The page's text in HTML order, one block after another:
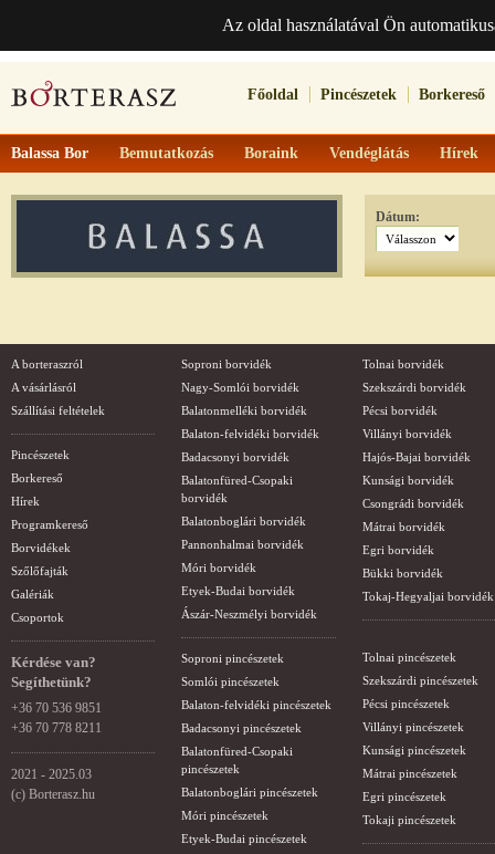
Az oldal használatával Ön
Főoldal Pincészetek Borkereső
Balassa Bor Bemutatkozás Boraink Vendéglátás Hírek
Dátum:
A borteraszról
A vásárlásról
Szállítási feltételek
Pincészetek
Borkereső
Hírek
Programkereső
Borvidékek
Szőlőfajták
Galériák
Csoportok
Kérdése van?
Segíthetünk?
+36 70 536 9851
+36 70 778 8211
2021 - 2025.03
(c) Borterasz.hu
Soproni borvidék
Nagy-Somlói borvidék
Balatonmelléki borvidék
Balaton-felvidéki borvidék
Badacsonyi borvidék
Balatonfüred-Csopaki
borvidék
Balatonboglári borvidék
Pannonhalmai borvidék
Móri borvidék
Etyek-Budai borvidék
Ászár-Neszmélyi borvidék
Soproni pincészetek
Somlói pincészetek
Balaton-felvidéki pincészetek
Badacsonyi pincészetek
Balatonfüred-Csopaki
pincészetek
Balatonboglári pincészetek
Móri pincészetek
Etyek-Budai pincészetek
Tolnai borvidék
Szekszárdi borvidék
Pécsi borvidék
Villányi borvidék
Hajós-Bajai borvidék
Kunsági borvidék
Csongrádi borvidék
Mátrai borvidék
Egri borvidék
Bükki borvidék
Tokaj-Hegyaljai borvidék
Tolnai pincészetek
Szekszárdi pincészetek
Pécsi pincészetek
Villányi pincészetek
Kunsági pincészetek
Mátrai pincészetek
Egri pincészetek
Tokaji pincészetek